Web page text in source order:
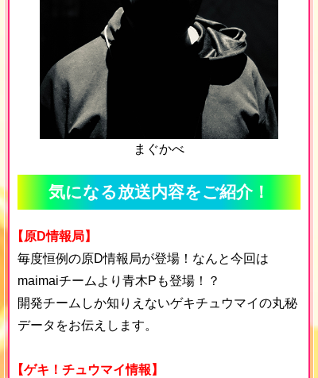
まぐかべ
気になる放送内容をご紹介！
【原D情報局】
毎度恒例の原D情報局が登場！なんと今回は
maimaiチームより青木Pも登場！？
開発チームしか知りえないゲキチュウマイの丸秘
データをお伝えします。
【ゲキ！チュウマイ情報】